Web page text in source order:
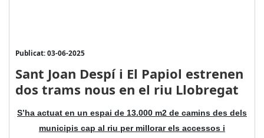
Publicat: 03-06-2025
Sant Joan Despí i El Papiol estrenen
dos trams nous en el riu Llobregat
S’ha actuat en un espai de 13.000 m2 de camins des dels
municipis cap al riu per millorar els accessos i